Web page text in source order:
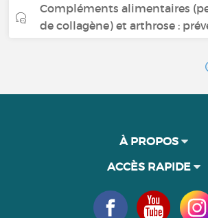
Compléments alimentaires
de collagène) et arthrose :
À PROPOS
ACCÈS RAPIDE